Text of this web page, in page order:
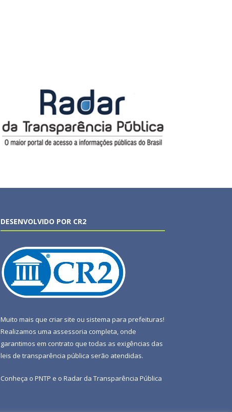
DESENVOLVIDO POR CR2
Muito mais que criar site ou sistema para prefeituras!
Realizamos uma assessoria completa, onde
garantimos em contrato que todas as exigências das
leis de transparência pública serão atendidas.
Conheça o PNTP e o Radar da Transparência Pública